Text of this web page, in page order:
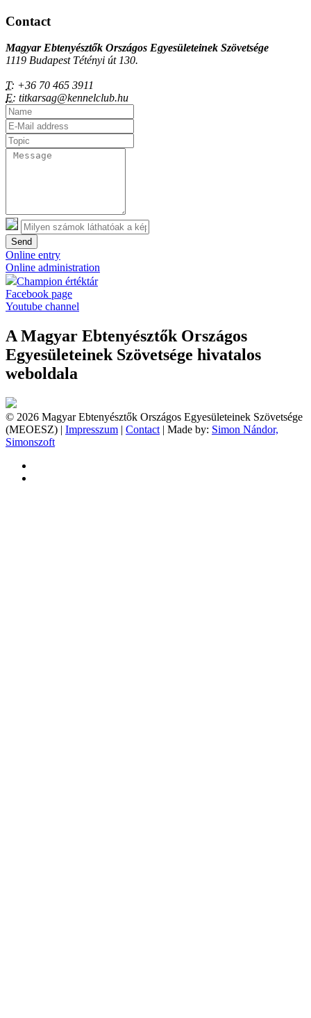
Contact
Magyar Ebtenyésztők Országos Egyesületeinek Szövetsége
1119 Budapest Tétényi út 130.
T: +36 70 465 3911
E: titkarsag@kennelclub.hu
Send
Online entry
Online administration
Champion értéktár
Facebook page
Youtube channel
A Magyar Ebtenyésztők Országos
Egyesületeinek Szövetsége hivatalos
weboldala
© 2026 Magyar Ebtenyésztők Országos Egyesületeinek Szövetsége
(MEOESZ) | Impresszum | Contact | Made by: Simon Nándor,
Simonszoft